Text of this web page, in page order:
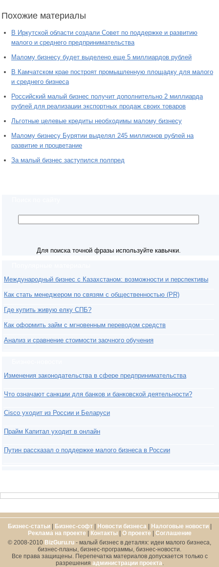
Похожие материалы
В Иркутской области создали Совет по поддержке и развитию
малого и среднего предпринимательства
Малому бизнесу будет выделено еще 5 миллиардов рублей
В Камчатском крае построят промышленную площадку для малого
и среднего бизнеса
Российский малый бизнес получит дополнительно 2 миллиарда
рублей для реализации экспортных продаж своих товаров
Льготные целевые кредиты необходимы малому бизнесу
Малому бизнесу Бурятии выделял 245 миллионов рублей на
развитие и процветание
За малый бизнес заступился полпред
Для поиска точной фразы используйте кавычки.
Международный бизнес с Казахстаном: возможности и перспективы
Как стать менеджером по связям с общественностью (PR)
Где купить живую елку СПБ?
Как оформить займ с мгновенным переводом средств
Анализ и сравнение стоимости заочного обучения
Изменения законодательства в сфере предпринимательства
Что означают санкции для банков и банковской деятельности?
Cisco уходит из России и Беларуси
Прайм Капитал уходит в онлайн
Путин рассказал о поддержке малого бизнеса в России
Бизнес-статьи| Бизнес-софт| Новости бизнеса | Налоговые новости|
Реклама на проекте | Контакты| О проекте | Cоглашение
© 2008-2010 BizGuru.ru - малый бизнес в деталях: идеи малого бизнеса,
бизнес-планы, бизнес-программы, бизнес-новости.
Все права защищены. Перепечатка материалов допускается только с
разрешения администрации проекта